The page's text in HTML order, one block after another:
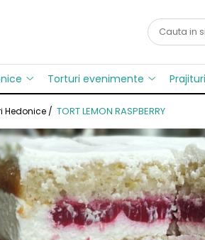
Torturi evenimente
Hedonice / TORT LEMON RASPBERRY